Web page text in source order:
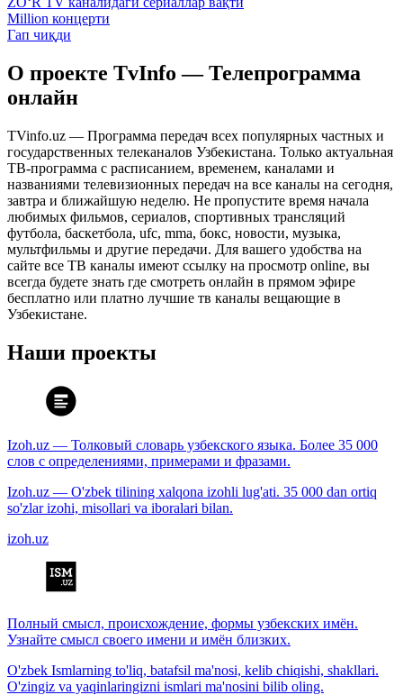
Million концерти
Гап чиқди
О проекте TvInfo — Телепрограмма
онлайн
TVinfo.uz — Программа передач всех популярных частных и
государственных телеканалов Узбекистана. Только актуальная
ТВ-программа с расписанием, временем, каналами и
названиями телевизионных передач на все каналы на сегодня,
завтра и ближайшую неделю. Не пропустите время начала
любимых фильмов, сериалов, спортивных трансляций
футбола, баскетбола, ufc, mma, бокс, новости, музыка,
мультфильмы и другие передачи. Для вашего удобства на
сайте все ТВ каналы имеют ссылку на просмотр online, вы
всегда будете знать где смотреть онлайн в прямом эфире
бесплатно или платно лучшие тв каналы вещающие в
Узбекистане.
Наши проекты
Izoh.uz — Толковый словарь узбекского языка. Более 35 000
слов с определениями, примерами и фразами.
Izoh.uz — O'zbek tilining xalqona izohli lug'ati. 35 000 dan ortiq
so'zlar izohi, misollari va iboralari bilan.
izoh.uz
Полный смысл, происхождение, формы узбекских имён.
Узнайте смысл своего имени и имён близких.
O'zbek Ismlarning to'liq, batafsil ma'nosi, kelib chiqishi, shakllari.
O'zingiz va yaqinlaringizni ismlari ma'nosini bilib oling.